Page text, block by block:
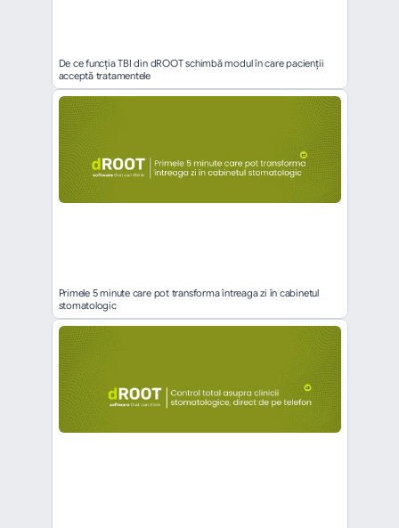
De ce funcția TBI din dROOT schimbă modul în care pacienții
acceptă tratamentele
Primele 5 minute care pot transforma întreaga zi în cabinetul
stomatologic